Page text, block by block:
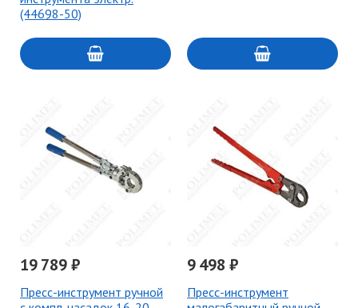
(44698-50)
19 789 ₽
Пресс-инструмент ручной
9 498 ₽
Пресс-инструмент